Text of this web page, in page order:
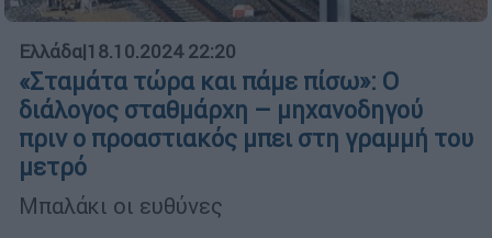
Ελλάδα|18.10.2024 22:20
«Σταμάτα τώρα και πάμε πίσω»: Ο
διάλογος σταθμάρχη – μηχανοδηγού
πριν ο προαστιακός μπει στη γραμμή του
μετρό
Μπαλάκι οι ευθύνες